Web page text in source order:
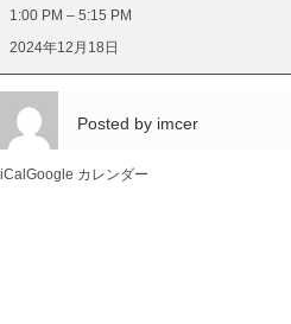
験
1:00 PM – 5:15 PM
2024年12月18日
Posted by imcer
iCal Google カレンダー